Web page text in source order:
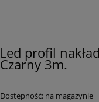
Led profil
Czarny 3m.
Dostępność: na magazynie